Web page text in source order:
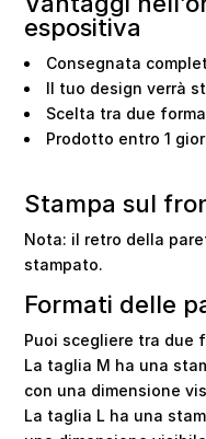
espositiva
Consegnata
Il tuo design verrà
Scelta tra due
Prodotto entro 1
Stampa sul
Nota: il retro della
stampato.
Formati delle
Puoi scegliere tra due
La taglia M ha una
con una dimensione
La taglia L ha una